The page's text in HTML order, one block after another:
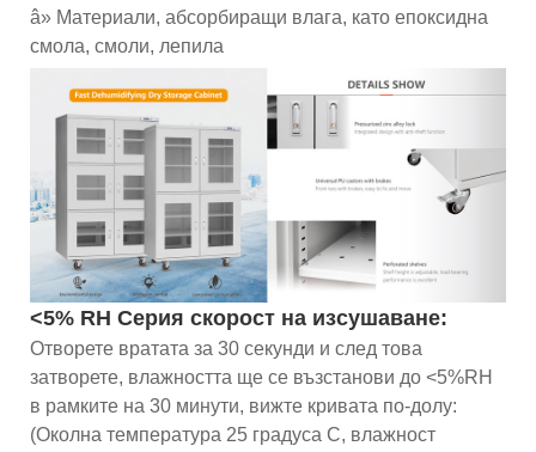
â» Материали, абсорбиращи влага, като епоксидна
смола, смоли, лепила
<5% RH Серия скорост на изсушаване:
Отворете вратата за 30 секунди и след това
затворете, влажността ще се възстанови до <5%RH
в рамките на 30 минути, вижте кривата по-долу:
(Околна температура 25 градуса C, влажност